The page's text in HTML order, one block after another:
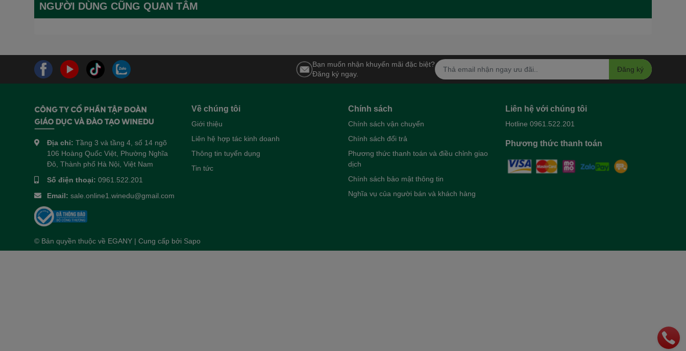
NGƯỜI DÙNG CŨNG QUAN TÂM
Bạn muốn nhận khuyến mãi đặc biệt?
Đăng ký ngay.
Đăng ký
Địa chỉ: Tầng 3 và tầng 4, số 14 ngõ
106 Hoàng Quốc Việt, Phường Nghĩa
Đô, Thành phố Hà Nội, Việt Nam
Số điện thoại: 0961.522.201
Email: sale.online1.winedu@gmail.com
Về chúng tôi
Giới thiệu
Liên hệ hợp tác kinh doanh
Thông tin tuyển dụng
Tin tức
Chính sách
Chính sách vận chuyển
Chính sách đổi trả
Phương thức thanh toán và điều chỉnh giao
dịch
Chính sách bảo mật thông tin
Nghĩa vụ của người bán và khách hàng
Liên hệ với chúng tôi
Hotline 0961.522.201
Phương thức thanh toán
© Bản quyền thuộc về EGANY | Cung cấp bởi Sapo